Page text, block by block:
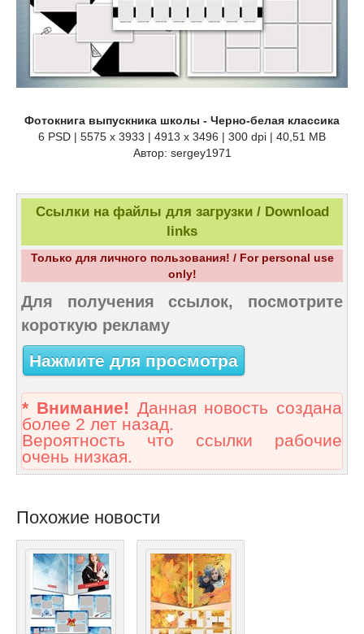
Фотокнига выпускника школы - Черно-белая классика
6 PSD | 5575 x 3933 | 4913 x 3496 | 300 dpi | 40,51 MB
Автор: sergey1971
Ссылки на файлы для загрузки / Download
links
Только для личного пользования! / For personal use
only!
Для получения ссылок, посмотрите
короткую рекламу
Нажмите для просмотра
* Внимание! Данная новость создана
более 2 лет назад.
Вероятность что ссылки рабочие
очень низкая.
Похожие новости